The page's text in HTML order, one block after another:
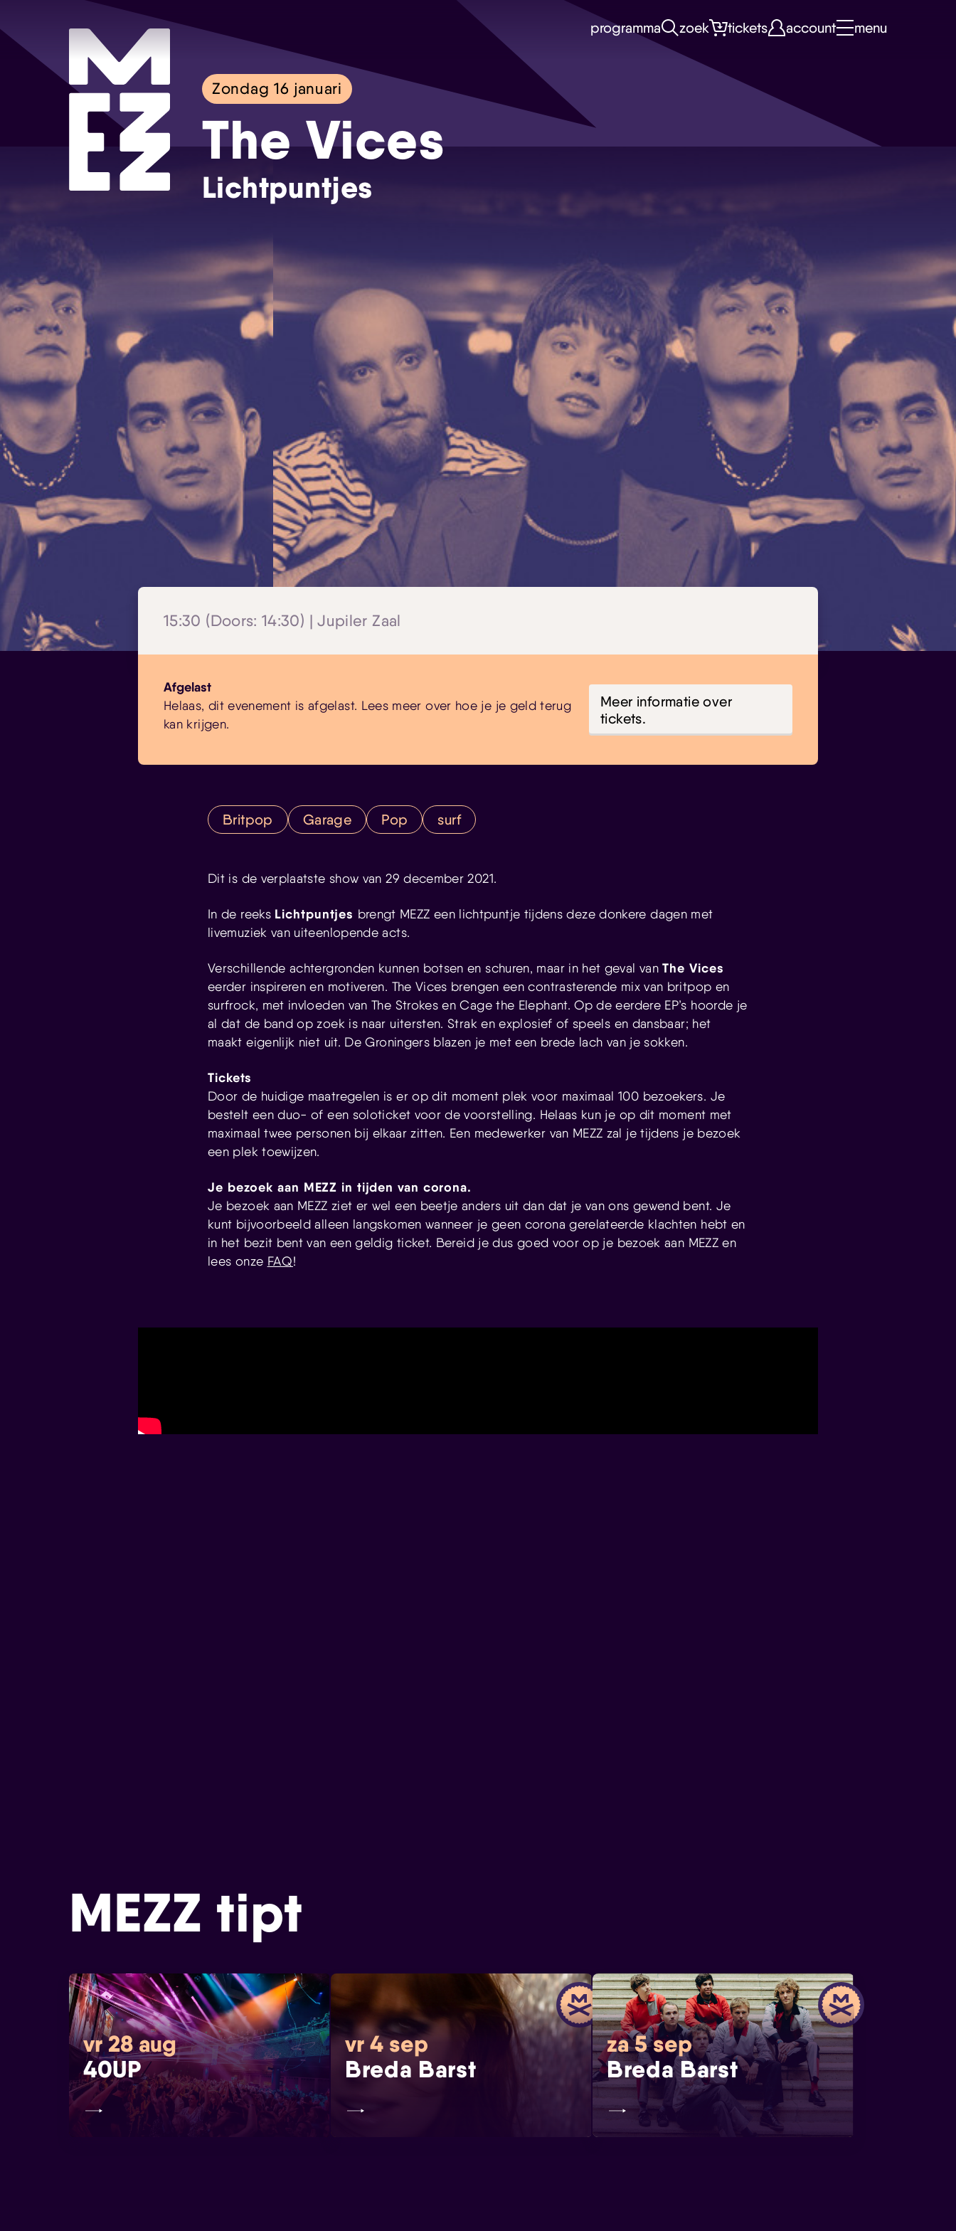
Skip navigatie
programma zoek tickets account menu
Zondag 16 januari
The Vices
Lichtpuntjes
15:30 (Doors: 14:30) | Jupiler Zaal
Afgelast
Helaas, dit evenement is afgelast. Lees meer over hoe je je geld terug
kan krijgen.
Meer informatie over
tickets.
Britpop Garage Pop surf
Dit is de verplaatste show van 29 december 2021.
In de reeks Lichtpuntjes brengt MEZZ een lichtpuntje tijdens deze donkere dagen met
livemuziek van uiteenlopende acts.
Verschillende achtergronden kunnen botsen en schuren, maar in het geval vanThe Vices
eerder inspireren en motiveren. The Vices brengen een contrasterende mix van britpop en
surfrock, met invloeden van The Strokes en Cage the Elephant. Op de eerdere EP’s hoorde je
al dat de band op zoek is naar uitersten. Strak en explosief of speels en dansbaar; het
maakt eigenlijk niet uit. De Groningers blazen je met een brede lach van je sokken.
Tickets
Door de huidige maatregelen is er op dit moment plek voor maximaal 100 bezoekers. Je
bestelt een duo- of een soloticket voor de voorstelling. Helaas kun je op dit moment met
maximaal twee personen bij elkaar zitten. Een medewerker van MEZZ zal je tijdens je bezoek
een plek toewijzen.
Je bezoek aan MEZZ in tijden van corona.
Je bezoek aan MEZZ ziet er wel een beetje anders uit dan dat je van ons gewend bent. Je
kunt bijvoorbeeld alleen langskomen wanneer je geen corona gerelateerde klachten hebt en
in het bezit bent van een geldig ticket. Bereid je dus goed voor op je bezoek aan MEZZ en
lees onze FAQ!
MEZZ tipt
vr 28 aug
40UP
vr 4 sep
Breda Barst
za 5 sep
Breda Barst